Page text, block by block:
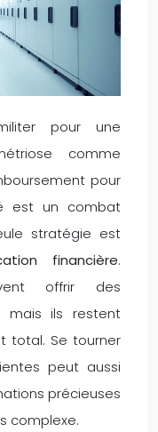
pour une
comme
pour
est un combat
stratégie est
financière.
offrir des
mais ils restent
total. Se tourner
peut aussi
précieuses
complexe.